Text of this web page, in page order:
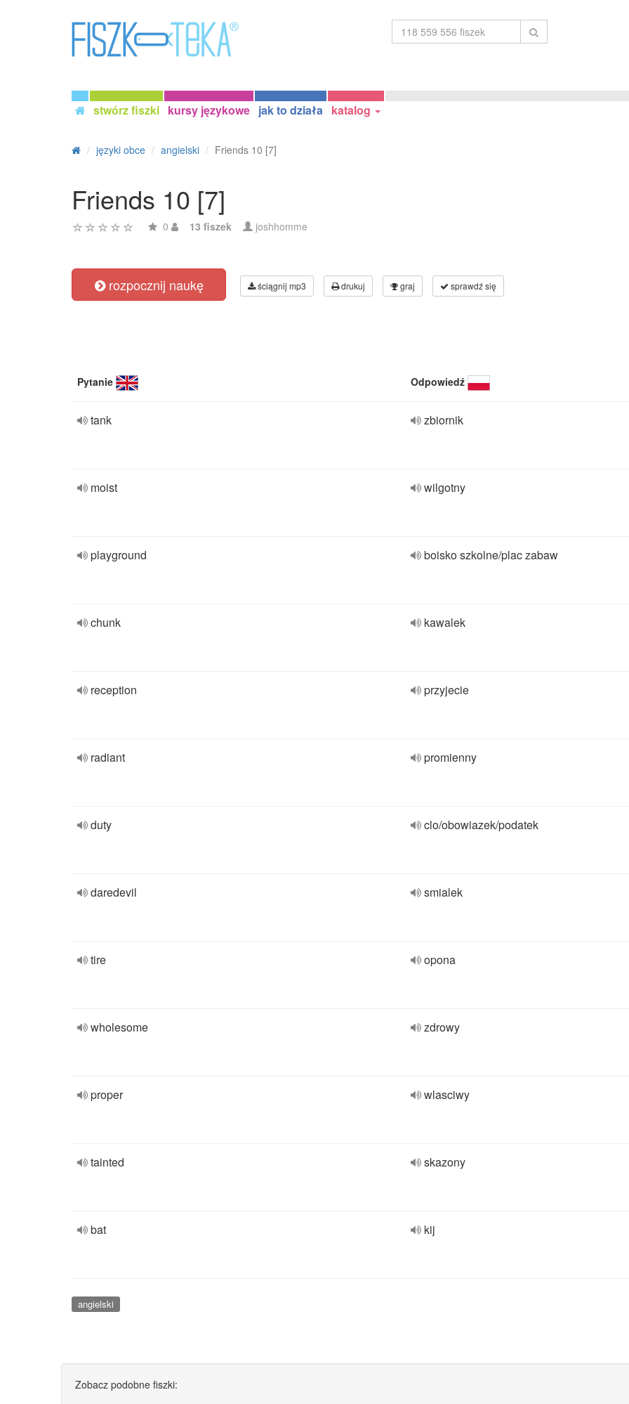
stwórz fiszki kursy językowe jak to działa katalog
języki obce angielski Friends 10 [7]
Friends 10 [7]
0 13 fiszek joshhomme
rozpocznij naukę ściągnij mp3 drukuj graj sprawdź się
Pytanie Odpowiedź
tank zbiornik
moist wilgotny
playground boisko szkolne/plac zabaw
chunk kawalek
reception przyjecie
radiant promienny
duty clo/obowiazek/podatek
daredevil smialek
tire opona
wholesome zdrowy
proper wlasciwy
tainted skazony
bat kij
angielski
Zobacz podobne fiszki: